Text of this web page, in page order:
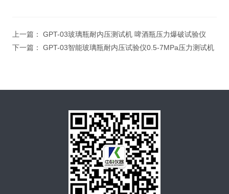
上一篇： GPT-03玻璃瓶耐内压测试机 啤酒瓶压力爆破试验仪
下一篇： GPT-03智能玻璃瓶耐内压试验仪0.5-7MPa压力测试机